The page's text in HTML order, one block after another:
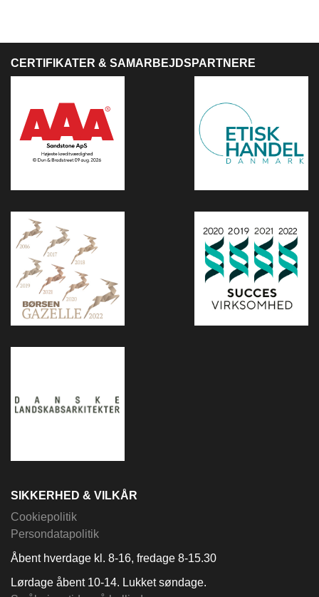
CERTIFIKATER & SAMARBEJDSPARTNERE
SIKKERHED & VILKÅR
Cookiepolitik
Persondatapolitik
Åbent hverdage kl. 8-16, fredage 8-15.30
Lørdage åbent 10-14. Lukket søndage.